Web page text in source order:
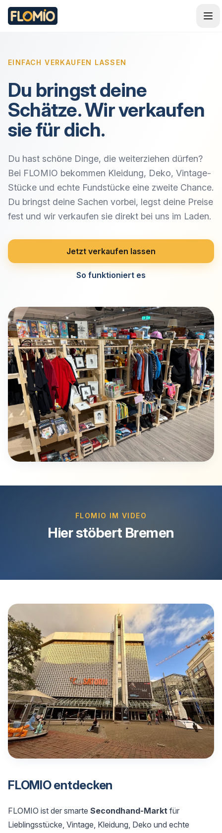
EINFACH VERKAUFEN LASSEN
Du bringst deine
Schätze. Wir verkaufen
sie für dich.
Du hast schöne Dinge, die weiterziehen dürfen?
Bei FLOMIO bekommen Kleidung, Deko, Vintage-
Stücke und echte Fundstücke eine zweite Chance.
Du bringst deine Sachen vorbei, legst deine Preise
fest und wir verkaufen sie direkt bei uns im Laden.
Jetzt verkaufen lassen
So funktioniert es
FLOMIO IM VIDEO
Hier stöbert Bremen
Video abspielen
Beim Klick wird das Video von Vimeo geladen.
Vimeo erhaelt dabei deine IP-Adresse.
FLOMIO entdecken
FLOMIO ist der smarte Secondhand-Markt für
Lieblingsstücke, Vintage, Kleidung, Deko und echte